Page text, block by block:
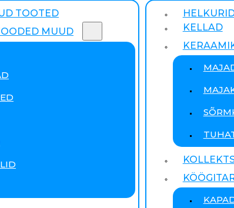
TOOTED
MUUD
KELLAD